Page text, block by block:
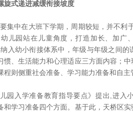
式递进减缓衔接坡度
中在大班下学期，周期较短，并不利
儿园站在儿童角度，打造加长、加广
入幼小衔接体系中，年级与年级之间
惯、生活能力和心理适应三方面内容；
则侧重社会准备、学习能力准备和自主
入学准备教育指导要点》提出,进入
和学习准备四个方面。基于此，天桥区